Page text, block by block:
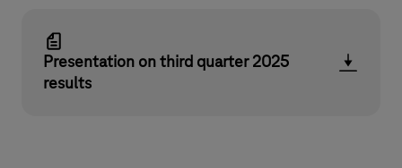
Presentation on third quarter 2025
results